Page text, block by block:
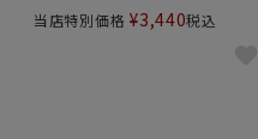
当店特別価格 ¥3,440税込